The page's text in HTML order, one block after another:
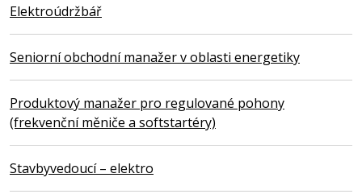
Elektroúdržbář
Seniorní obchodní manažer v oblasti energetiky
Produktový manažer pro regulované pohony
(frekvenční měniče a softstartéry)
Stavbyvedoucí – elektro